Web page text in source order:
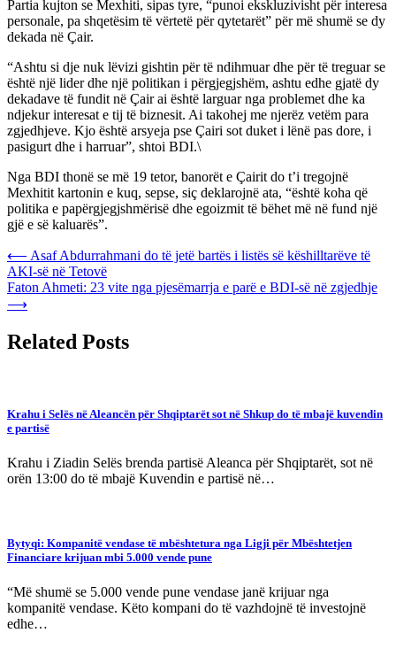
Partia kujton se Mexhiti, sipas tyre, “punoi ekskluzivisht për interesa
personale, pa shqetësim të vërtetë për qytetarët” për më shumë se dy
dekada në Çair.
“Ashtu si dje nuk lëvizi gishtin për të ndihmuar dhe për të treguar se
është një lider dhe një politikan i përgjegjshëm, ashtu edhe gjatë dy
dekadave të fundit në Çair ai është larguar nga problemet dhe ka
ndjekur interesat e tij të biznesit. Ai takohej me njerëz vetëm para
zgjedhjeve. Kjo është arsyeja pse Çairi sot duket i lënë pas dore, i
pasigurt dhe i harruar”, shtoi BDI.\
Nga BDI thonë se më 19 tetor, banorët e Çairit do t’i tregojnë
Mexhitit kartonin e kuq, sepse, siç deklarojnë ata, “është koha që
politika e papërgjegjshmërisë dhe egoizmit të bëhet më në fund një
gjë e së kaluarës”.
Post
navigation
⟵ Asaf Abdurrahmani do të jetë bartës i listës së këshilltarëve të
AKI-së në Tetovë
Faton Ahmeti: 23 vite nga pjesëmarrja e parë e BDI-së në zgjedhje
⟶
Related Posts
Krahu i Selës në Aleancën për Shqiptarët sot në Shkup do të mbajë kuvendin
e partisë
Krahu i Ziadin Selës brenda partisë Aleanca për Shqiptarët, sot në
orën 13:00 do të mbajë Kuvendin e partisë në…
Bytyqi: Kompanitë vendase të mbështetura nga Ligji për Mbështetjen
Financiare krijuan mbi 5.000 vende pune
“Më shumë se 5.000 vende pune vendase janë krijuar nga
kompanitë vendase. Këto kompani do të vazhdojnë të investojnë
edhe…